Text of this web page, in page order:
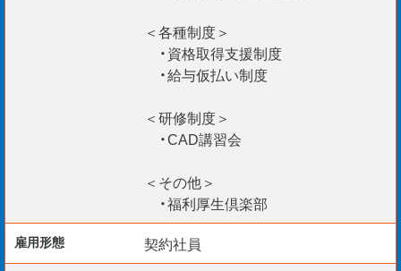
＜各種制度＞
・資格取得支援制度
・給与仮払い制度
＜研修制度＞
・CAD講習会
＜その他＞
・福利厚生倶楽部
雇用形態 契約社員